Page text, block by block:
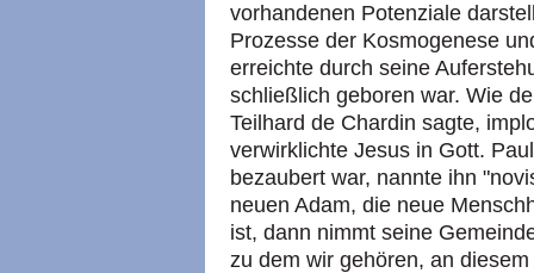
vorhandenen Potenziale
Prozesse der Kosmogenese
erreichte durch seine
schließlich geboren war. Wie
Teilhard de Chardin sagte,
verwirklichte Jesus in Gott.
bezaubert war, nannte ihn
neuen Adam, die neue
ist, dann nimmt seine
zu dem wir gehören, an